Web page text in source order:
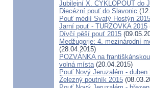
Jubilejní X. CYKLOPOUŤ do
Diecézní pouť do Slavonic
Pouť médií Svatý Hostýn 2015
Jarní pouť - TURZOVKA 2015
Dívčí pěší pouť 2015
Medžugorje: 4. mezinárodní
(28.04.2015)
POZVÁNKA na
volná místa(20.04.2015)
Pouť Nový Jeruzalém - duben
Železný poutník 2015